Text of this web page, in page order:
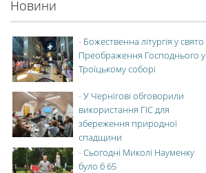
Новини
- Божественна літургія у свято
Преображення Господнього у
Троїцькому соборі
-У Чернігові обговорили
використання ГІС для
збереження природної
спадщини
-Сьогодні Миколі Науменку
було б 65